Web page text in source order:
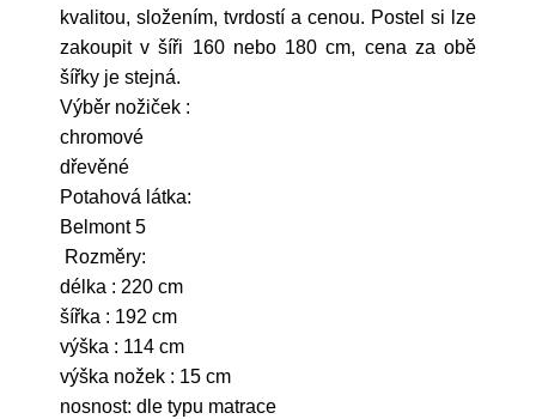
kvalitou, složením, tvrdostí a cenou. Postel si lze
zakoupit v šíři 160 nebo 180 cm, cena za obě
šířky je stejná.
Výběr nožiček :
chromové
dřevěné
Potahová látka:
Belmont 5
Rozměry:
délka : 220 cm
šířka : 192 cm
výška : 114 cm
výška nožek : 15 cm
nosnost: dle typu matrace